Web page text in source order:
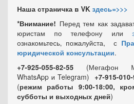
Наша страничка в VK здесь=>>>
*Внимание! Перед тем как
юристам по телефону или
ознакомьтесь, пожалуйста, с
юридической консультации.
+7-925-055-82-55 (Мегафон
WhatsApp и Telegram) +7-915-
(режим работы 9:00-18:00,
субботы и выходных дней)